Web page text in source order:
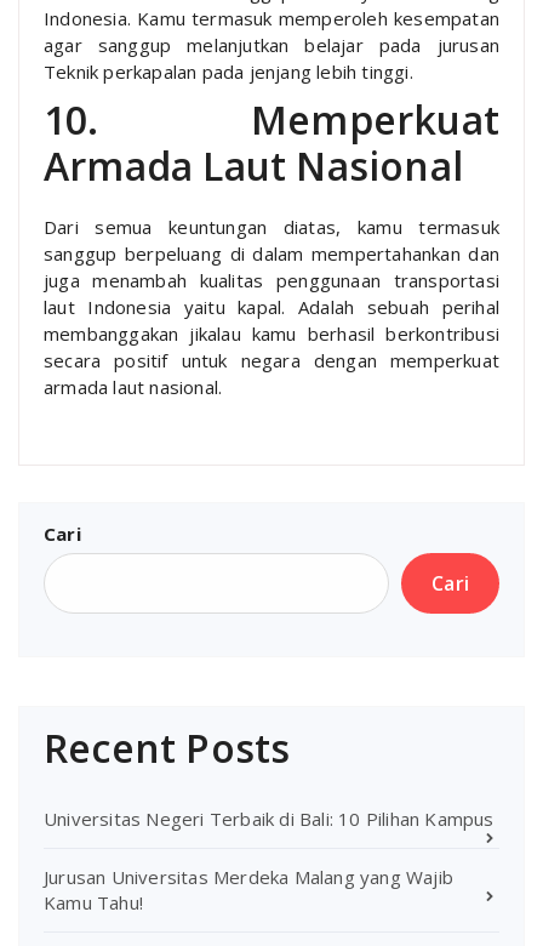
Indonesia. Kamu termasuk memperoleh kesempatan
agar sanggup melanjutkan belajar pada jurusan
Teknik perkapalan pada jenjang lebih tinggi.
10. Memperkuat
Armada Laut Nasional
Dari semua keuntungan diatas, kamu termasuk
sanggup berpeluang di dalam mempertahankan dan
juga menambah kualitas penggunaan transportasi
laut Indonesia yaitu kapal. Adalah sebuah perihal
membanggakan jikalau kamu berhasil berkontribusi
secara positif untuk negara dengan memperkuat
armada laut nasional.
Cari
Cari
Recent Posts
Universitas Negeri Terbaik di Bali: 10 Pilihan Kampus
Jurusan Universitas Merdeka Malang yang Wajib
Kamu Tahu!